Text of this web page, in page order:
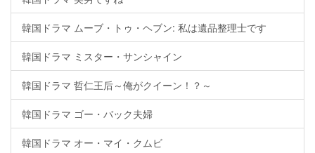
韓国ドラマ ムーブ・トゥ・ヘブン: 私は遺品整理士です
韓国ドラマ ミスター・サンシャイン
韓国ドラマ 哲仁王后～俺がクイーン！？～
韓国ドラマ ゴー・バック夫婦
韓国ドラマ オー・マイ・クムビ